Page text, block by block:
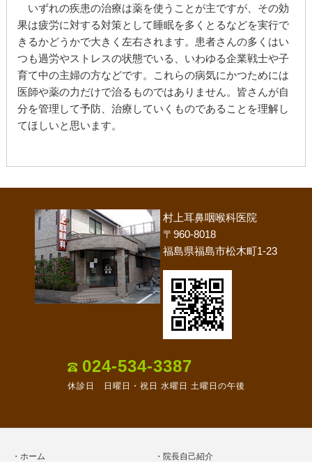
いずれの疾患の治療は薬を使うことが主ですが、その効
果は疲労に対する対策として睡眠を多くとるなどを実行で
きるかどうかで大きく左右されます。患者さんの多くはい
つも過労やストレスの状態でいる、いわゆる企業戦士や子
育て中の主婦の方などです。これらの病気にかつためには
医師や薬の力だけで治るものではありません。皆さんが自
分を管理して予防、治療していくものであることを理解し
てほしいと思います。
村上耳鼻咽喉科医院
〒960-8018
福島県福島市松木町1-23
024-534-3387
休診日 日曜日・祝日 水曜日 土曜日の午後
ホーム 院長自己紹介